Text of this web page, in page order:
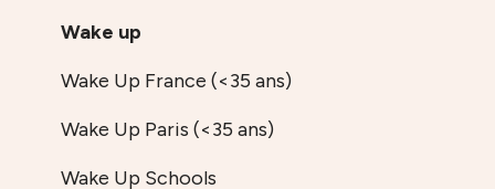
Wake up
Wake Up France (<35 ans)
Wake Up Paris (<35 ans)
Wake Up Schools